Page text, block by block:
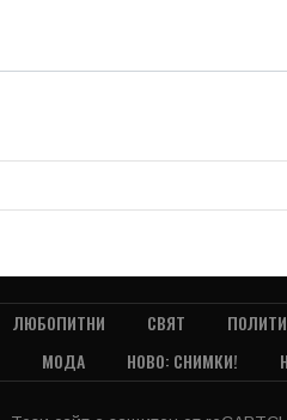
ЛЮБОПИТНИ СВЯТ
МОДА НОВО: СНИМКИ!